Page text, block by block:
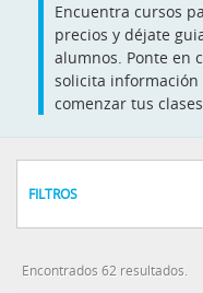
Encuentra cursos
precios y déjate
alumnos. Ponte en
solicita información
comenzar tus
FILTROS
Encontrados 62 resultados.